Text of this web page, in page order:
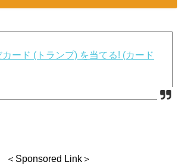
ード (トランプ) を当てる! (カード
＜Sponsored Link＞